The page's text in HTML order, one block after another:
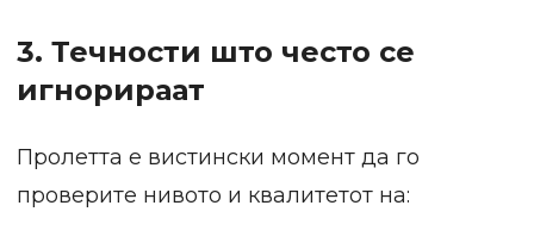
3. Течности што често се
игнорираат
Пролетта е вистински момент да го
проверите нивото и квалитетот на: